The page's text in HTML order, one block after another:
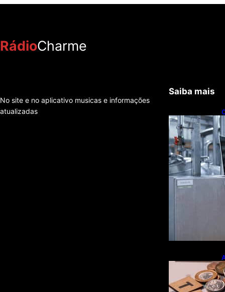
RádioCharme
No site e no aplicativo musicas e informações
atualizadas
Saiba mais